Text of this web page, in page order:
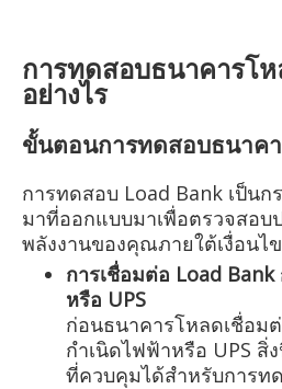
การทดสอบธนาคารโ
อย่างไร
ขั้นตอนการทดสอบธนาค
การทดสอบ Load Bank เป็นก
มาที่ออกแบบมาเพื่อตรวจสอบ
พลังงานของคุณภายใต้เงื่อนไ
การเชื่อมต่อ Load
หรือ UPS
ก่อนธนาคารโหลดเชื่อม
กำเนิดไฟฟ้าหรือ UPS สิ่
ที่ควบคุมได้สำหรับการท